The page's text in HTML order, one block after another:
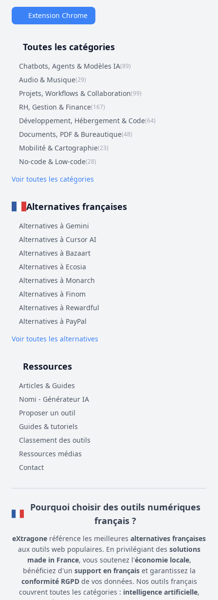
Extension Chrome
Toutes les catégories
Chatbots, Agents & Modèles IA(89)
Audio & Musique(29)
Projets, Workflows & Collaboration(99)
RH, Gestion & Finance(167)
Développement, Hébergement & Code(64)
Documents, PDF & Bureautique(48)
Mobilité & Cartographie(23)
No-code & Low-code(28)
Voir toutes les catégories
Alternatives françaises
Alternatives à Gemini
Alternatives à Cursor AI
Alternatives à Bazaart
Alternatives à Ecosia
Alternatives à Monarch
Alternatives à Finom
Alternatives à Rewardful
Alternatives à PayPal
Voir toutes les alternatives
Ressources
Articles & Guides
Nomi - Générateur IA
Proposer un outil
Guides & tutoriels
Classement des outils
Ressources médias
Contact
Pourquoi choisir des outils numériques
français ?
eXtragone référence les meilleures alternatives françaises
aux outils web populaires. En privilégiant des solutions
made in France, vous soutenez l'économie locale,
bénéficiez d'un support en françaiset garantissez la
conformité RGPDde vos données. Nos outils français
couvrent toutes les catégories : intelligence artificielle,